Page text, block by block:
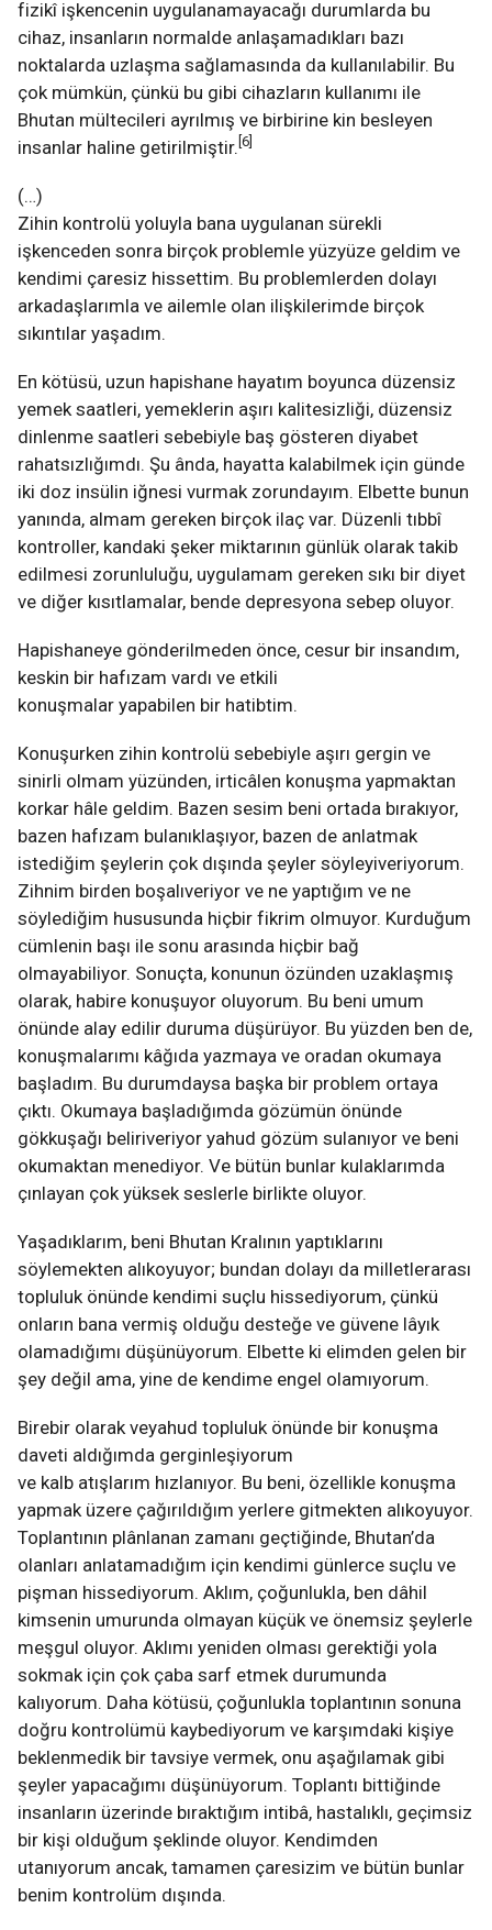
fizikî işkencenin uygulanamayacağı durumlarda bu
cihaz, insanların normalde anlaşamadıkları bazı
noktalarda uzlaşma sağlamasında da kullanılabilir. Bu
çok mümkün, çünkü bu gibi cihazların kullanımı ile
Bhutan mültecileri ayrılmış ve birbirine kin besleyen
insanlar haline getirilmiştir. [6]
(…)
Zihin kontrolü yoluyla bana uygulanan sürekli
işkenceden sonra birçok problemle yüzyüze geldim ve
kendimi çaresiz hissettim. Bu problemlerden dolayı
arkadaşlarımla ve ailemle olan ilişkilerimde birçok
sıkıntılar yaşadım.
En kötüsü, uzun hapishane hayatım boyunca düzensiz
yemek saatleri, yemeklerin aşırı kalitesizliği, düzensiz
dinlenme saatleri sebebiyle baş gösteren diyabet
rahatsızlığımdı. Şu ânda, hayatta kalabilmek için günde
iki doz insülin iğnesi vurmak zorundayım. Elbette bunun
yanında, almam gereken birçok ilaç var. Düzenli tıbbî
kontroller, kandaki şeker miktarının günlük olarak takib
edilmesi zorunluluğu, uygulamam gereken sıkı bir diyet
ve diğer kısıtlamalar, bende depresyona sebep oluyor.
Hapishaneye gönderilmeden önce, cesur bir insandım,
keskin bir hafızam vardı ve etkili
konuşmalar yapabilen bir hatibtim.
Konuşurken zihin kontrolü sebebiyle aşırı gergin ve
sinirli olmam yüzünden, irticâlen konuşma yapmaktan
korkar hâle geldim. Bazen sesim beni ortada bırakıyor,
bazen hafızam bulanıklaşıyor, bazen de anlatmak
istediğim şeylerin çok dışında şeyler söyleyiveriyorum.
Zihnim birden boşalıveriyor ve ne yaptığım ve ne
söylediğim hususunda hiçbir fikrim olmuyor. Kurduğum
cümlenin başı ile sonu arasında hiçbir bağ
olmayabiliyor. Sonuçta, konunun özünden uzaklaşmış
olarak, habire konuşuyor oluyorum. Bu beni umum
önünde alay edilir duruma düşürüyor. Bu yüzden ben de,
konuşmalarımı kâğıda yazmaya ve oradan okumaya
başladım. Bu durumdaysa başka bir problem ortaya
çıktı. Okumaya başladığımda gözümün önünde
gökkuşağı beliriveriyor yahud gözüm sulanıyor ve beni
okumaktan menediyor. Ve bütün bunlar kulaklarımda
çınlayan çok yüksek seslerle birlikte oluyor.
Yaşadıklarım, beni Bhutan Kralının yaptıklarını
söylemekten alıkoyuyor; bundan dolayı da milletlerarası
topluluk önünde kendimi suçlu hissediyorum, çünkü
onların bana vermiş olduğu desteğe ve güvene lâyık
olamadığımı düşünüyorum. Elbette ki elimden gelen bir
şey değil ama, yine de kendime engel olamıyorum.
Birebir olarak veyahud topluluk önünde bir konuşma
daveti aldığımda gerginleşiyorum
ve kalb atışlarım hızlanıyor. Bu beni, özellikle konuşma
yapmak üzere çağırıldığım yerlere gitmekten alıkoyuyor.
Toplantının plânlanan zamanı geçtiğinde, Bhutan’da
olanları anlatamadığım için kendimi günlerce suçlu ve
pişman hissediyorum. Aklım, çoğunlukla, ben dâhil
kimsenin umurunda olmayan küçük ve önemsiz şeylerle
meşgul oluyor. Aklımı yeniden olması gerektiği yola
sokmak için çok çaba sarf etmek durumunda
kalıyorum. Daha kötüsü, çoğunlukla toplantının sonuna
doğru kontrolümü kaybediyorum ve karşımdaki kişiye
beklenmedik bir tavsiye vermek, onu aşağılamak gibi
şeyler yapacağımı düşünüyorum. Toplantı bittiğinde
insanların üzerinde bıraktığım intibâ, hastalıklı, geçimsiz
bir kişi olduğum şeklinde oluyor. Kendimden
utanıyorum ancak, tamamen çaresizim ve bütün bunlar
benim kontrolüm dışında.